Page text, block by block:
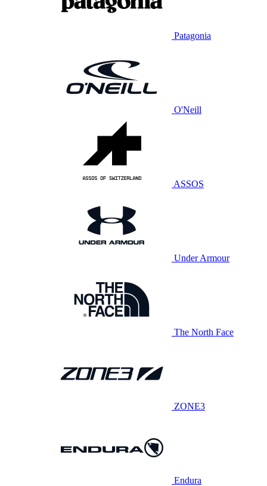
Patagonia
O'Neill
ASSOS
Under Armour
The North Face
ZONE3
Endura